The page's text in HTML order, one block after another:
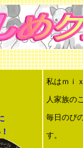
私はｍｉ
人家族の
毎日 のび
す。